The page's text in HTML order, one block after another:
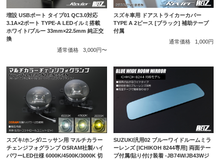
増設 USBポート タイプ01 QC3.0対応
3.1A×2ポート TYPE-A LEDイルミ搭載
ホワイト/ブルー 33mm×22.5mm 純正交
換
通常価格
3,000円〜
スズキ車用 ドアストライカーカバー
TYPE A 2ピース [ブラック] 補助テープ
付属
通常価格
1,000円
スズキ/ホンダ/ニッサン用 マルチカラー
チェンジフォグランプ OSRAM社製ハイ
パワーLED仕様 6000K/4500K/3000K 切
SUZUKI汎用02 ブルーワイドルームミラ
ーレンズ [ICHIKOH 8244専用] 両面テー
プ付属/貼り付け装着 -JB74W/JB43Wジ